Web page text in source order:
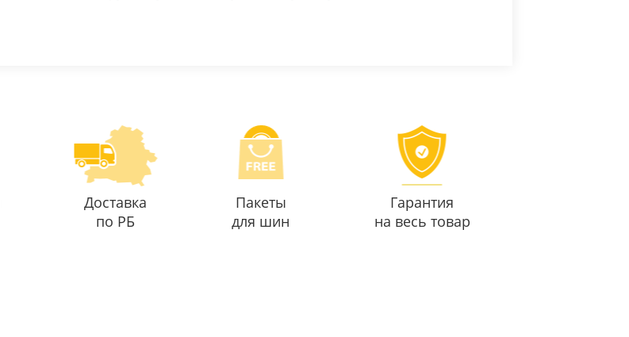
Доставка
по РБ
Пакеты
для шин
Гарантия
на весь товар